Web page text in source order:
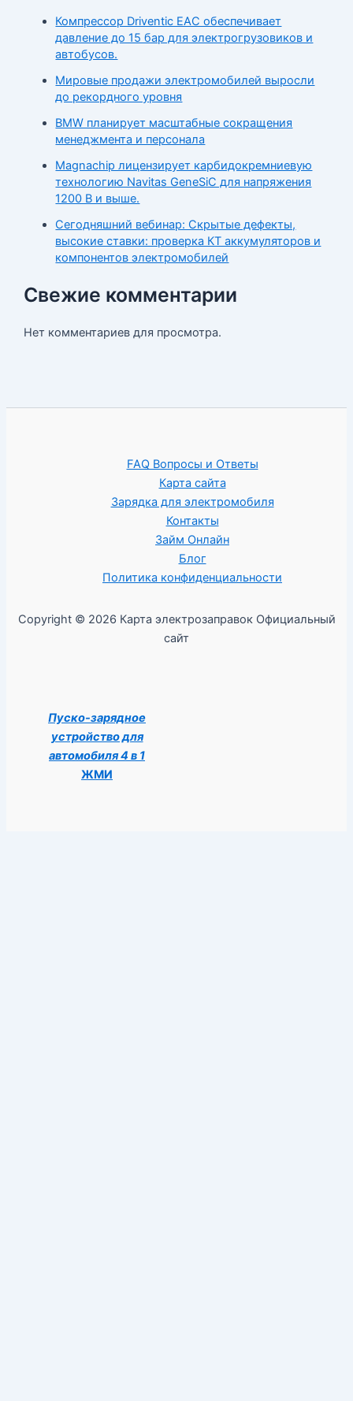
Компрессор Driventic EAC обеспечивает
давление до 15 бар для электрогрузовиков и
автобусов.
Мировые продажи электромобилей выросли
до рекордного уровня
BMW планирует масштабные сокращения
менеджмента и персонала
Magnachip лицензирует карбидокремниевую
технологию Navitas GeneSiC для напряжения
1200 В и выше.
Сегодняшний вебинар: Скрытые дефекты,
высокие ставки: проверка КТ аккумуляторов и
компонентов электромобилей
Свежие комментарии
Нет комментариев для просмотра.
FAQ Вопросы и Ответы
Карта сайта
Зарядка для электромобиля
Контакты
Займ Онлайн
Блог
Политика конфиденциальности
Copyright © 2026 Карта электрозаправок Официальный
сайт
Пуско-зарядное
устройство для
автомобиля 4 в 1
ЖМИ